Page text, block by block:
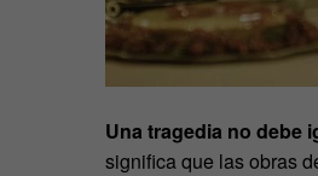
Una tragedia no debe
significa que las obras